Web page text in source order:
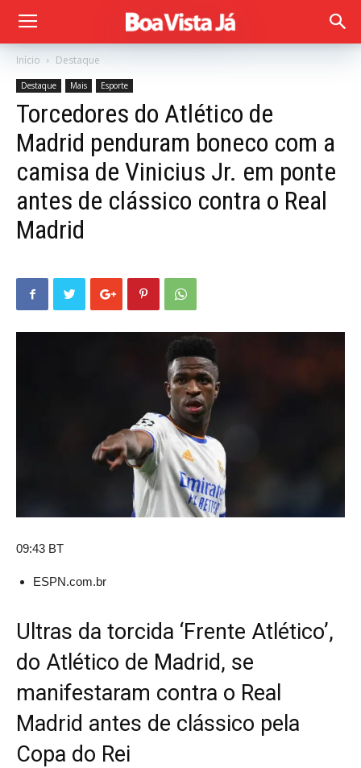
Início Destaque
Destaque Mais Esporte
Torcedores do Atlético de
Madrid penduram boneco com a
camisa de Vinicius Jr. em ponte
antes de clássico contra o Real
Madrid
09:43 BT
ESPN.com.br
Ultras da torcida ‘Frente Atlético’,
do Atlético de Madrid, se
manifestaram contra o Real
Madrid antes de clássico pela
Copa do Rei